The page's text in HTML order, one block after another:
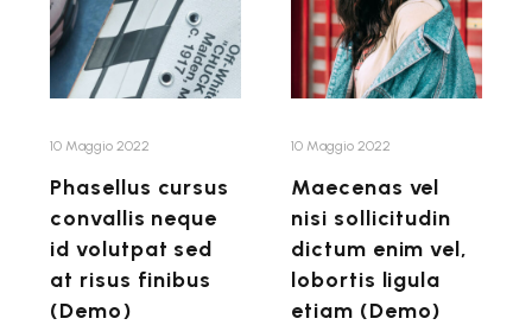
neque
id
volutpat
at
risus
finibus
(Demo)
10 Maggio 2022
Phasellus cursus
convallis neque
id volutpat sed
at risus finibus
(Demo)
sollicitudin
dictum
enim
lobortis
ligula
etiam
(Demo)
10 Maggio 2022
Maecenas vel
nisi sollicitudin
dictum enim vel,
lobortis ligula
etiam (Demo)